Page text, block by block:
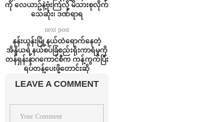
ကို လေယာဥ်နဲ့ဗုံးကြဲလို့ မိသားစုလိုက်
သေဆုံး၊ ဒဏ်ရာရ
next post
နန်းယွန်းမြို့နယ်ထဲရောက်နေတဲ့
အိန္ဒိယရဲ့နယ်စပ်ခြံစည်းရိုးကာရံမှုကို
တန်ရှန်းနာဂကောင်စီက ကန့်ကွက်ပြီး
ရပ်တန့်ပေးဖို့တောင်းဆို
LEAVE A COMMENT